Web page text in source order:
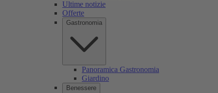
Ultime notizie
Offerte
Gastronomia
Panoramica Gastronomia
Giardino
Benessere